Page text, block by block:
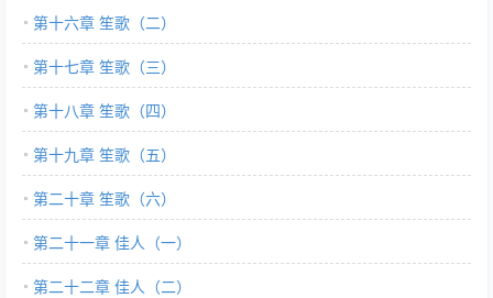
第十六章 笙歌（二）
第十七章 笙歌（三）
第十八章 笙歌（四）
第十九章 笙歌（五）
第二十章 笙歌（六）
第二十一章 佳人（一）
第二十二章 佳人（二）